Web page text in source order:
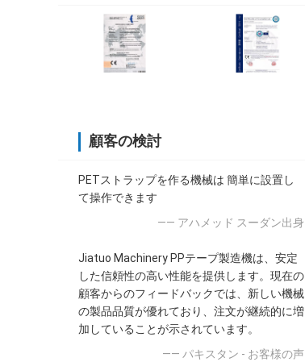
顧客の検討
PETストラップを作る機械は 簡単に設置し
て操作できます
—— アハメッド スーダン出身
Jiatuo Machinery PPテープ製造機は、安定
した信頼性の高い性能を提供します。現在の
顧客からのフィードバックでは、新しい機械
の製品品質が優れており、注文が継続的に増
加していることが示されています。
—— パキスタン - お客様の声